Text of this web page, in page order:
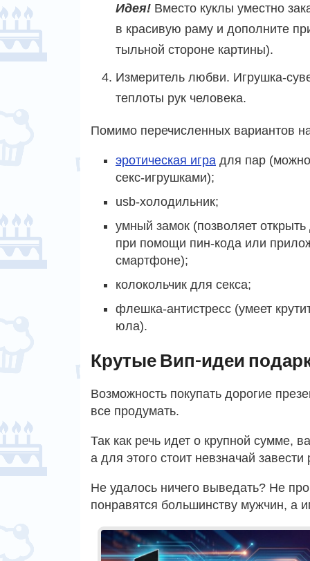
Идея! Вместо куклы уместно
в красивую раму и дополните
тыльной стороне картины).
Измеритель любви. Игрушка-
теплоты рук человека.
Помимо перечисленных вариантов
эротическая игра для пар
секс-игрушками);
usb-холодильник;
умный замок (позволяет открыть
при помощи пин-кода или
смартфоне);
колокольчик для секса;
флешка-антистресс (умеет
юла).
Крутые Вип-идеи
Возможность покупать дорогие
все продумать.
Так как речь идет о крупной сумме,
а для этого стоит невзначай
Не удалось ничего выведать? Не
понравятся большинству мужчин, а